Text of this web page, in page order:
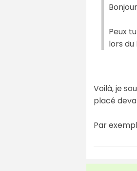
Peux
lors
Voilà, je
placé
Par